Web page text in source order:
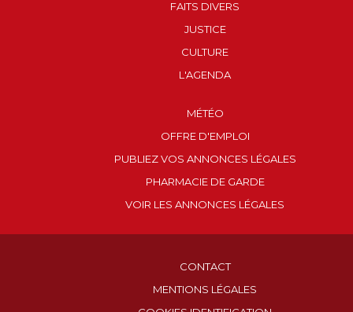
FAITS DIVERS
JUSTICE
CULTURE
L'AGENDA
MÉTÉO
OFFRE D'EMPLOI
PUBLIEZ VOS ANNONCES LÉGALES
PHARMACIE DE GARDE
VOIR LES ANNONCES LÉGALES
CONTACT
MENTIONS LÉGALES